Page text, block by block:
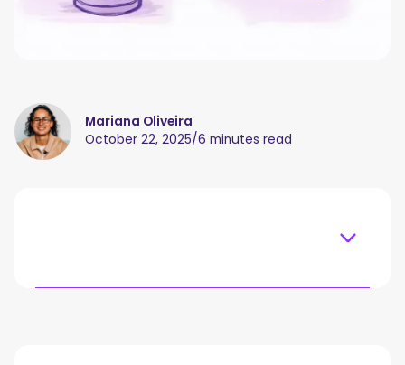
Mariana Oliveira
October 22, 2025/6 minutes read